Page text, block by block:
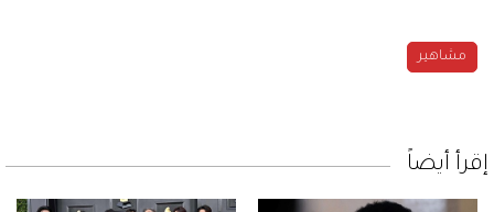
مشاهير
إقرأ أيضاً